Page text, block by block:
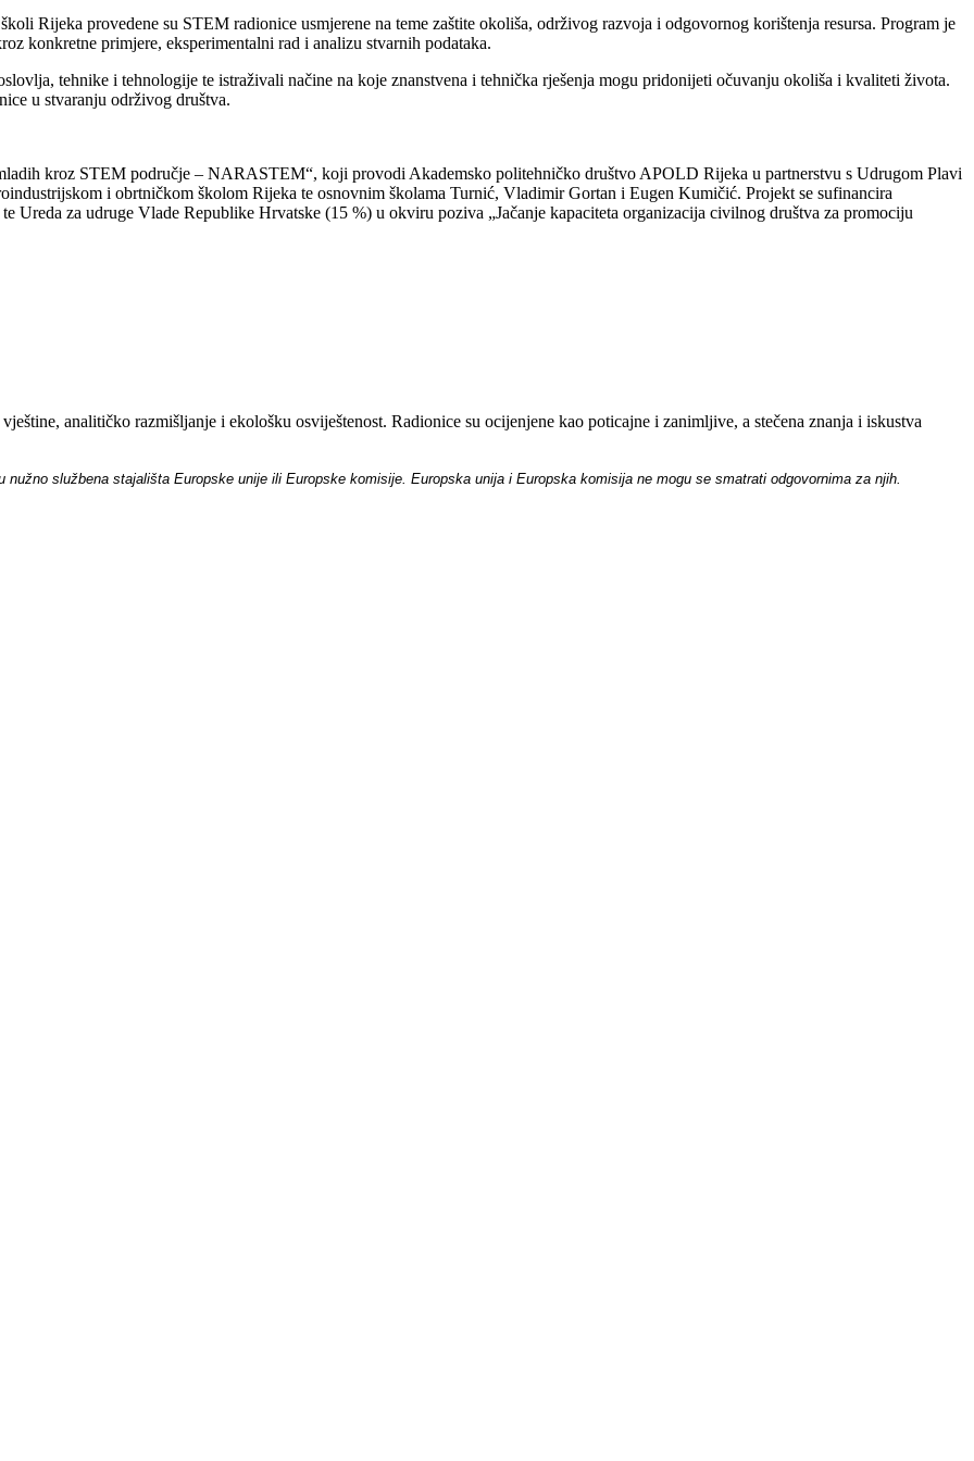
Rijeka provedene su STEM radionice usmjerene na teme zaštite okoliša, održivog razvoja i odgovornog korištenja resursa. Program je
konkretne primjere, eksperimentalni rad i analizu stvarnih podataka.
tehnike i tehnologije te istraživali načine na koje znanstvena i tehnička rješenja mogu pridonijeti očuvanju okoliša i kvaliteti života.
u stvaranju održivog društva.
kroz STEM područje – NARASTEM“, koji provodi Akademsko politehničko društvo APOLD Rijeka u partnerstvu s Udrugom Plavi
i obrtničkom školom Rijeka te osnovnim školama Turnić, Vladimir Gortan i Eugen Kumičić. Projekt se sufinancira
Ureda za udruge Vlade Republike Hrvatske (15 %) u okviru poziva „Jačanje kapaciteta organizacija civilnog društva za promociju
analitičko razmišljanje i ekološku osviještenost. Radionice su ocijenjene kao poticajne i zanimljive, a stečena znanja i iskustva
službena stajališta Europske unije ili Europske komisije. Europska unija i Europska komisija ne mogu se smatrati odgovornima za njih.